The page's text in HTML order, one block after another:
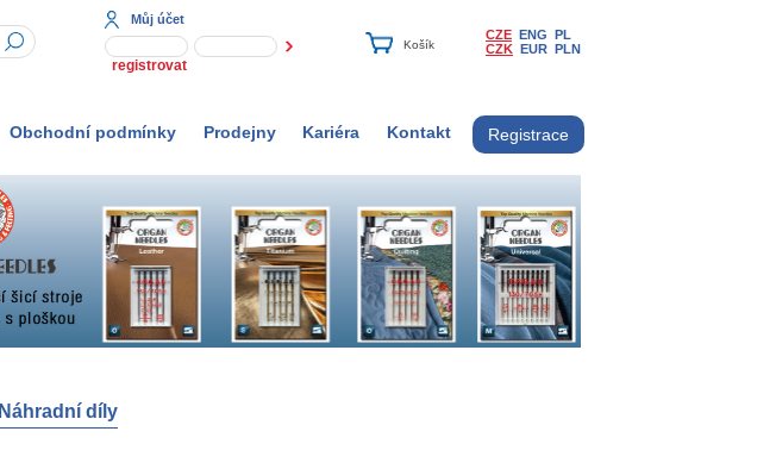
Můj účet
registrovat
CZE ENG PL
CZK EUR PLN
Obchodní podmínky Prodejny Kariéra Kontakt Registrace
Náhradní díly